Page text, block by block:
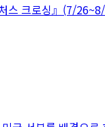
스 크로싱』(7/